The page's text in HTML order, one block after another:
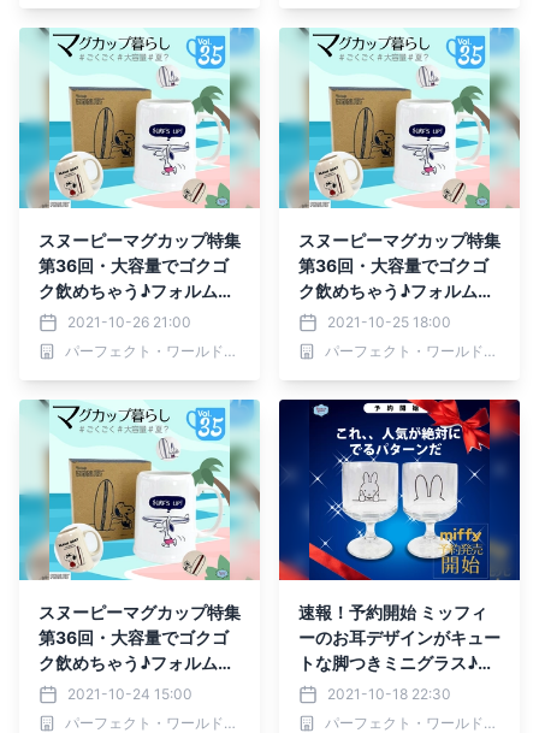
スヌーピーマグカップ特集
第36回・大容量でゴクゴ
ク飲めちゃう♪フォルムも
可愛いマグカップたち
2021-10-26 21:00
パーフェクト・ワールド株式会社
スヌーピーマグカップ特集
第36回・大容量でゴクゴ
ク飲めちゃう♪フォルムも
可愛いマグカップたち
2021-10-25 18:00
パーフェクト・ワールド株式会社
スヌーピーマグカップ特集
第36回・大容量でゴクゴ
ク飲めちゃう♪フォルムも
可愛いマグカップたち
2021-10-24 15:00
パーフェクト・ワールド株式会社
速報！予約開始 ミッフィ
ーのお耳デザインがキュー
トな脚つきミニグラス♪オ
シャレ度満点でギフトにも
ピッタリ
2021-10-18 22:30
パーフェクト・ワールド株式会社